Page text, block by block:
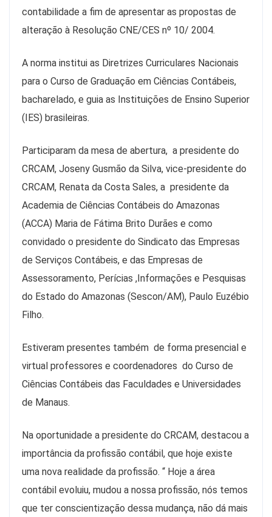
contabilidade a fim de apresentar as propostas de
alteração à Resolução CNE/CES nº 10/ 2004.
A norma institui as Diretrizes Curriculares Nacionais
para o Curso de Graduação em Ciências Contábeis,
bacharelado, e guia as Instituições de Ensino Superior
(IES) brasileiras.
Participaram da mesa de abertura, a presidente do
CRCAM, Joseny Gusmão da Silva, vice-presidente do
CRCAM, Renata da Costa Sales, a presidente da
Academia de Ciências Contábeis do Amazonas
(ACCA) Maria de Fátima Brito Durães e como
convidado o presidente do Sindicato das Empresas
de Serviços Contábeis, e das Empresas de
Assessoramento, Perícias ,Informações e Pesquisas
do Estado do Amazonas (Sescon/AM), Paulo Euzébio
Filho.
Estiveram presentes também de forma presencial e
virtual professores e coordenadores do Curso de
Ciências Contábeis das Faculdades e Universidades
de Manaus.
Na oportunidade a presidente do CRCAM, destacou a
importância da profissão contábil, que hoje existe
uma nova realidade da profissão. “ Hoje a área
contábil evoluiu, mudou a nossa profissão, nós temos
que ter conscientização dessa mudança, não dá mais